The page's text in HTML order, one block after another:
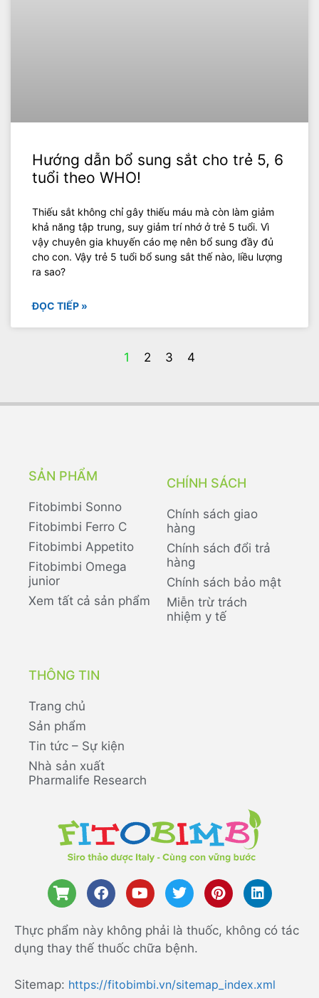
Hướng dẫn bổ sung sắt cho trẻ 5, 6
tuổi theo WHO!
Thiếu sắt không chỉ gây thiếu máu mà còn làm giảm
khả năng tập trung, suy giảm trí nhớ ở trẻ 5 tuổi. Vì
vậy chuyên gia khuyến cáo mẹ nên bổ sung đầy đủ
cho con. Vậy trẻ 5 tuổi bổ sung sắt thế nào, liều lượng
ra sao?
ĐỌC TIẾP »
1 2 3 4
SẢN PHẨM
Fitobimbi Sonno
Fitobimbi Ferro C
Fitobimbi Appetito
Fitobimbi Omega
junior
Xem tất cả sản phẩm
CHÍNH SÁCH
Chính sách giao
hàng
Chính sách đổi trả
hàng
Chính sách bảo mật
Miễn trừ trách
nhiệm y tế
THÔNG TIN
Trang chủ
Sản phẩm
Tin tức – Sự kiện
Nhà sản xuất
Pharmalife Research
Thực phẩm này không phải là thuốc, không có tác
dụng thay thế thuốc chữa bệnh.
Sitemap: https://fitobimbi.vn/sitemap_index.xml